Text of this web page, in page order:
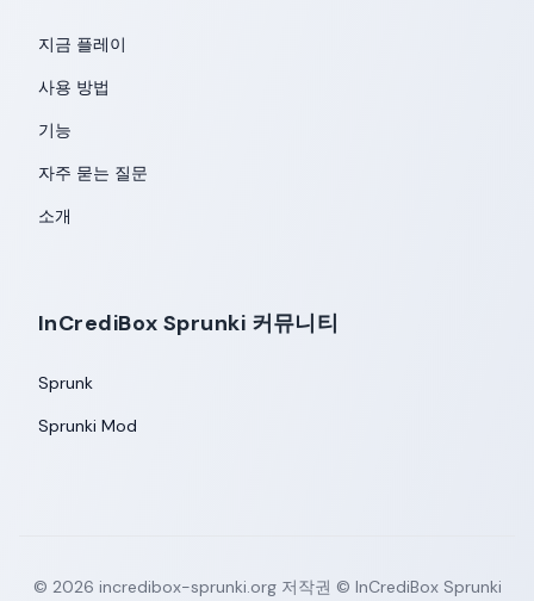
지금 플레이
사용 방법
기능
자주 묻는 질문
소개
InCrediBox Sprunki 커뮤니티
Sprunk
Sprunki Mod
© 2026 incredibox-sprunki.org 저작권 © InCrediBox Sprunki